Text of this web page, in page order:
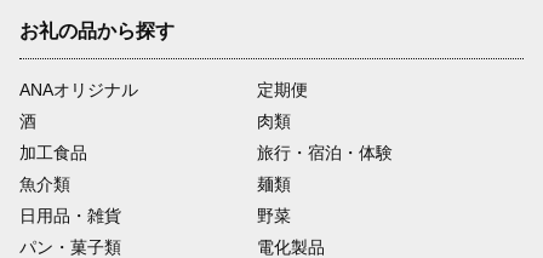
お礼の品から探す
ANAオリジナル
定期便
酒
肉類
加工食品
旅行・宿泊・体験
魚介類
麺類
日用品・雑貨
野菜
パン・菓子類
電化製品